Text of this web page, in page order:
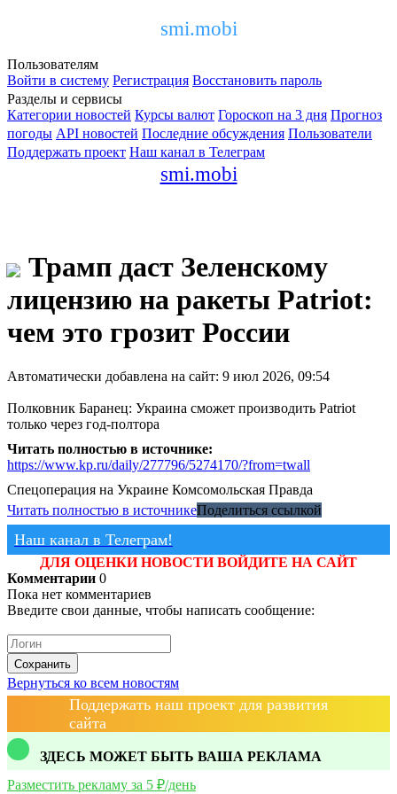
smi.mobi
Пользователям
Войти в систему Регистрация Восстановить пароль
Разделы и сервисы
Категории новостей Курсы валют Гороскоп на 3 дня Прогноз
погоды API новостей Последние обсуждения Пользователи
Поддержать проект Наш канал в Телеграм
smi.mobi
Трамп даст Зеленскому
лицензию на ракеты Patriot:
чем это грозит России
Автоматически добавлена на сайт: 9 июл 2026, 09:54
Полковник Баранец: Украина сможет производить Patriot
только через год-полтора
Читать полностью в источнике:
https://www.kp.ru/daily/277796/5274170/?from=twall
Спецоперация на Украине Комсомольская Правда
Читать полностью в источникеПоделиться ссылкой
Наш канал в Телеграм!
ДЛЯ ОЦЕНКИ НОВОСТИ ВОЙДИТЕ НА САЙТ
Комментарии 0
Пока нет комментариев
Введите свои данные, чтобы написать сообщение:
Сохранить
Вернуться ко всем новостям
Поддержать наш проект для развития
сайта
ЗДЕСЬ МОЖЕТ БЫТЬ ВАША РЕКЛАМА
Разместить рекламу за 5 ₽/день